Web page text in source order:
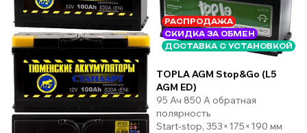
РАСПРОДАЖА
СКИДКА ЗА ОБМЕН
ДОСТАВКА С УСТАНОВКОЙ
TOPLA AGM Stop&Go (L5
AGM ED)
95 Ач 850 А обратная
полярность
Start-stop, 353×175×190 мм